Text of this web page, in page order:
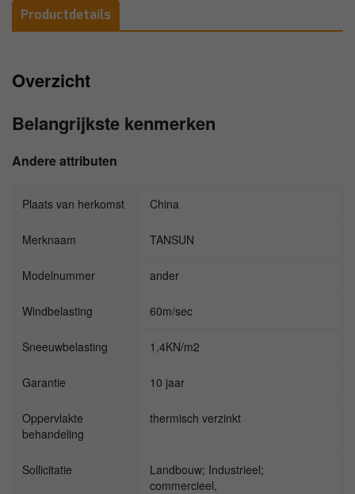
Productdetails
Overzicht
Belangrijkste kenmerken
Andere attributen
Plaats van herkomst China
Merknaam TANSUN
Modelnummer ander
Windbelasting 60m/sec
Sneeuwbelasting 1,4KN/m2
Garantie 10 jaar
Oppervlakte
behandeling
thermisch verzinkt
Sollicitatie
Landbouw; Industrieel;
commercieel,